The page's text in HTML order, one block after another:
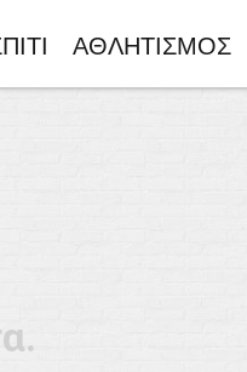
ΑΘΛΗΤΙΣΜΟΣ